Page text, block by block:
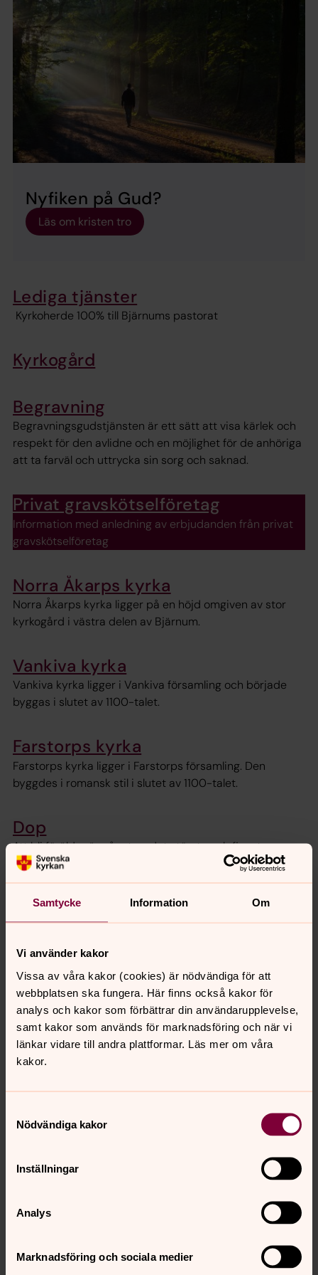
Samtycke Information Om
Vi använder kakor
Vissa av våra kakor (cookies) är nödvändiga för att
webbplatsen ska fungera. Här finns också kakor för
analys och kakor som förbättrar din användarupplevelse,
samt kakor som används för marknadsföring och när vi
länkar vidare till andra plattformar. Läs mer om våra
kakor.
Nödvändiga kakor
Inställningar
Analys
Marknadsföring och sociala medier
Nyfiken på Gud?
Läs om kristen tro
Lediga tjänster
Kyrkoherde 100% till Bjärnums pastorat
Kyrkogård
Begravning
Begravningsgudstjänsten är ett sätt att visa kärlek och
respekt för den avlidne och en möjlighet för de anhöriga
att ta farväl och uttrycka sin sorg och saknad.
Privat gravskötselföretag
Information med anledning av erbjudanden från privat
gravskötselföretag
Norra Åkarps kyrka
Norra Åkarps kyrka ligger på en höjd omgiven av stor
kyrkogård i västra delen av Bjärnum.
Vankiva kyrka
Vankiva kyrka ligger i Vankiva församling och började
byggas i slutet av 1100-talet.
Farstorps kyrka
Farstorps kyrka ligger i Farstorps församling. Den
byggdes i romansk stil i slutet av 1100-talet.
Dop
Att bli förälder är något av det största och finaste man
kan få vara med om i livet. Svenska kyrkan tror på en
Gud som av kärlek skänkt livet till varenda människa.
Konfirmation
med just mitt liv? Finns Gud? Vad är Gud? Och vem var
den där Jesus egentligen?
Bröllop
När två hjärtan möts och vill förenas kan det vara som
att få en försmak av himmelriket. En vigsel i kyrkan är en
att hålla fast vid när det stormar i våra relationer.
Svenska kyrkan i Bjärnums pastorat vill vara en plats där
människor får möta varandra och Gud och bygga
Tro och tillit till en himmelsk förälder som tar hand om
oss betyder mycket för många barn. Här kan du läsa om